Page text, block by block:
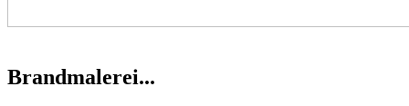
Brandmalerei...